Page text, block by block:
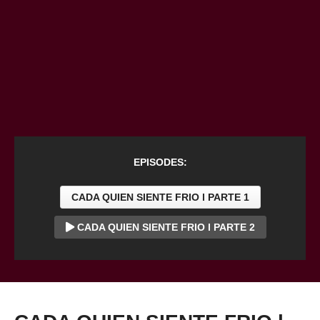
EPISODES:
CADA QUIEN SIENTE FRIO l PARTE 1
CADA QUIEN SIENTE FRIO l PARTE 2